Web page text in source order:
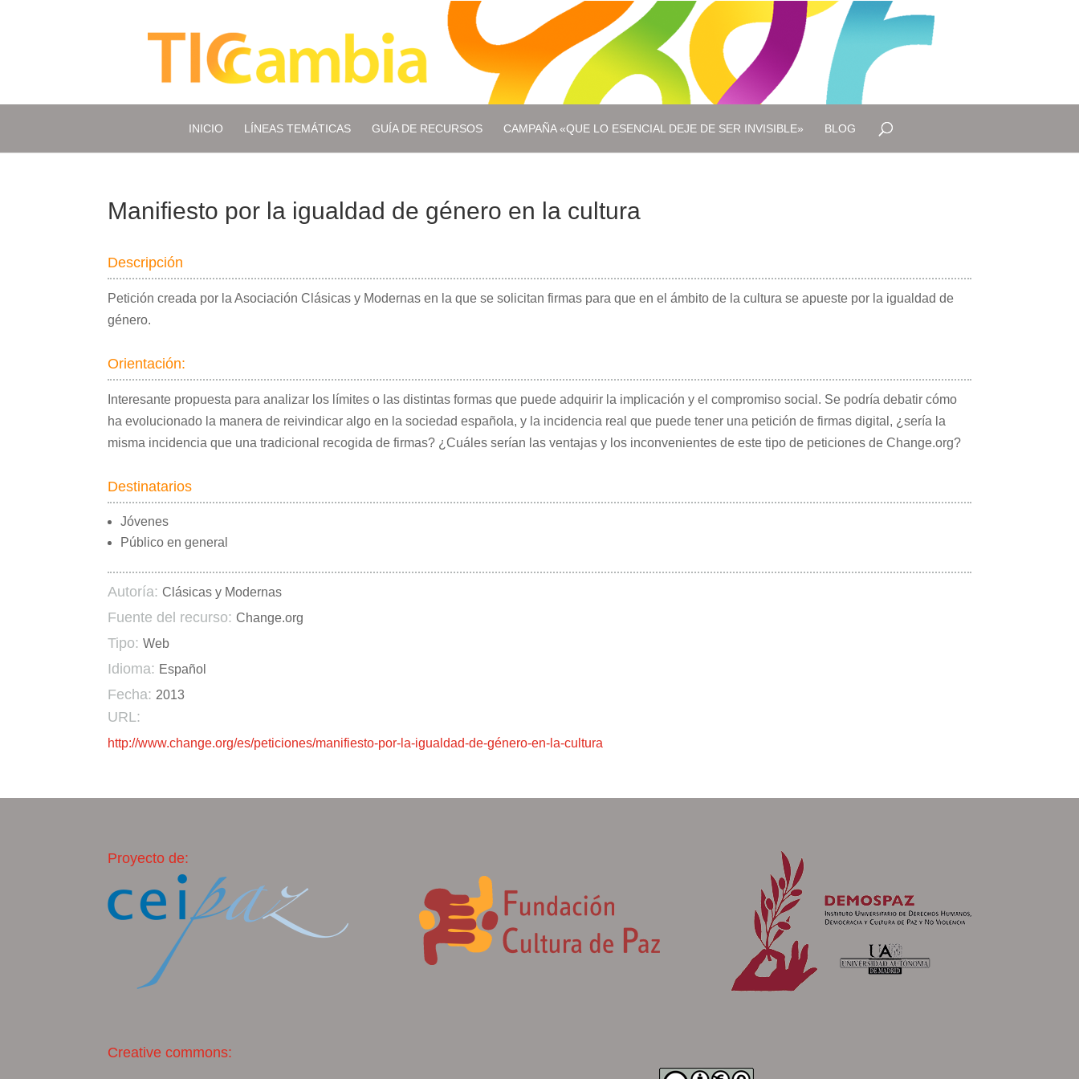
INICIO LÍNEAS TEMÁTICAS GUÍA DE RECURSOS CAMPAÑA «QUE LO ESENCIAL DEJE DE SER INVISIBLE» BLOG
Manifiesto por la igualdad de género en la cultura
Descripción
Petición creada por la Asociación Clásicas y Modernas en la que se solicitan firmas para que en el ámbito de la cultura se apueste por la igualdad de
género.
Orientación:
Interesante propuesta para analizar los límites o las distintas formas que puede adquirir la implicación y el compromiso social. Se podría debatir cómo
ha evolucionado la manera de reivindicar algo en la sociedad española, y la incidencia real que puede tener una petición de firmas digital, ¿sería la
misma incidencia que una tradicional recogida de firmas? ¿Cuáles serían las ventajas y los inconvenientes de este tipo de peticiones de Change.org?
Destinatarios
Jóvenes
Público en general
Autoría: Clásicas y Modernas
Fuente del recurso: Change.org
Tipo: Web
Idioma: Español
Fecha: 2013
URL:
http://www.change.org/es/peticiones/manifiesto-por-la-igualdad-de-género-en-la-cultura
Proyecto de:
Creative commons: